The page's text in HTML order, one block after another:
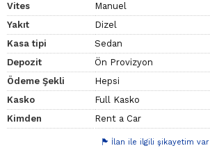
Vites
Manuel
Yakıt
Dizel
Kasa tipi
Sedan
Depozit
Ön Provizyon
Ödeme Şekli
Hepsi
Kasko
Full Kasko
Kimden
Rent a Car
İlan ile ilgili şikayetim var